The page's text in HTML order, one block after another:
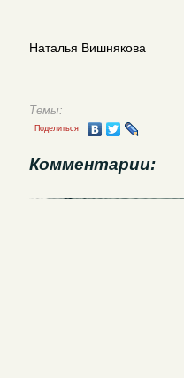
Наталья Вишнякова
Темы:
Поделиться
Комментарии: